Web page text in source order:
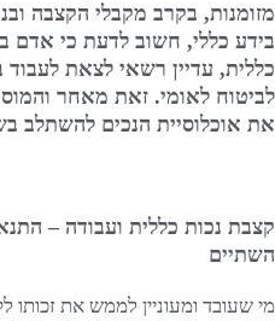
מזומנות, בקרב מקבלי הקצבה
בידע כללי, חשוב לדעת כי אדם
כללית, עדיין רשאי לצאת
לביטוח לאומי. זאת מאחר
את אוכלוסיית הנכים להשתלב
קצבת נכות כללית ועבודה –
השתיים
מי שעובד ומעוניין לממש את